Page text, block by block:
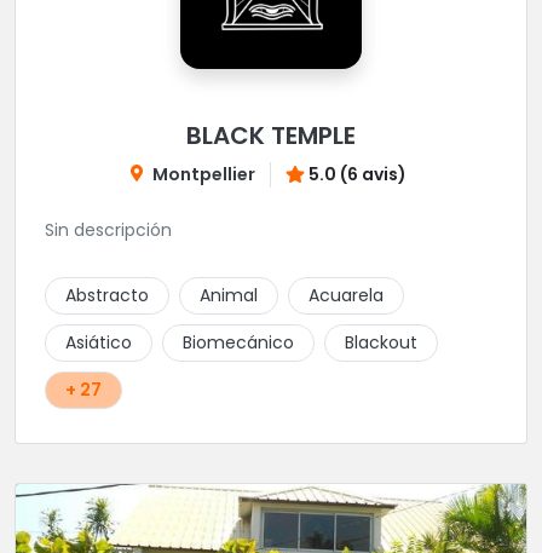
BLACK TEMPLE
Montpellier 5.0 (6 avis)
Sin descripción
Abstracto Animal
Acuarela
Asiático
Biomecánico
Blackout
+ 27